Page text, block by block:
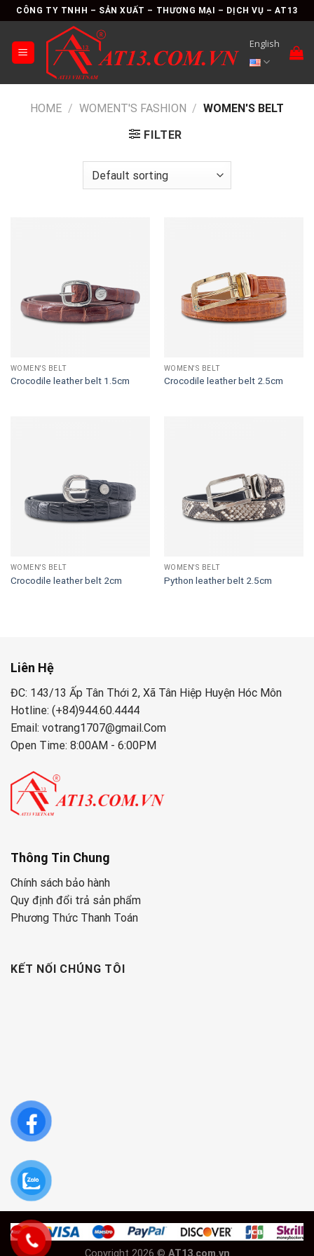
Skip
to
content
CÔNG TY TNHH – SẢN XUẤT – THƯƠNG MẠI – DỊCH VỤ – AT13
English
HOME / WOMENT'S FASHION / WOMEN'S BELT
FILTER
WOMEN'S BELT
Crocodile leather belt 1.5cm
WOMEN'S BELT
Crocodile leather belt 2.5cm
WOMEN'S BELT
Crocodile leather belt 2cm
WOMEN'S BELT
Python leather belt 2.5cm
Liên Hệ
ĐC: 143/13 Ấp Tân Thới 2, Xã Tân Hiệp Huyện Hóc Môn
Hotline: (+84)944.60.4444
Email: votrang1707@gmail.Com
Open Time: 8:00AM - 6:00PM
Thông Tin Chung
Chính sách bảo hành
Quy định đổi trả sản phẩm
Phương Thức Thanh Toán
KẾT NỐI CHÚNG TÔI
Copyright 2026 © AT13.com.vn